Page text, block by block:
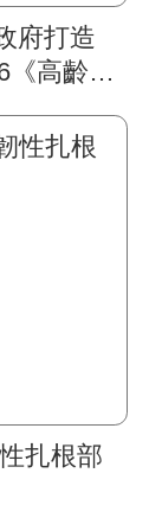
府打造
《高齡健
扎根部